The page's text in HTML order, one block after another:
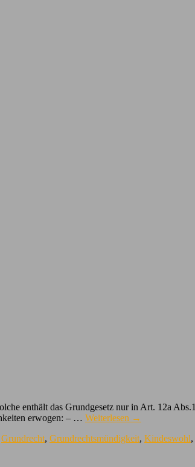
enthält das Grundgesetz nur in Art. 12a
erwogen: – … Weiterlesen →
Grundrecht, Grundrechtsmündigkeit, Kindeswohl,